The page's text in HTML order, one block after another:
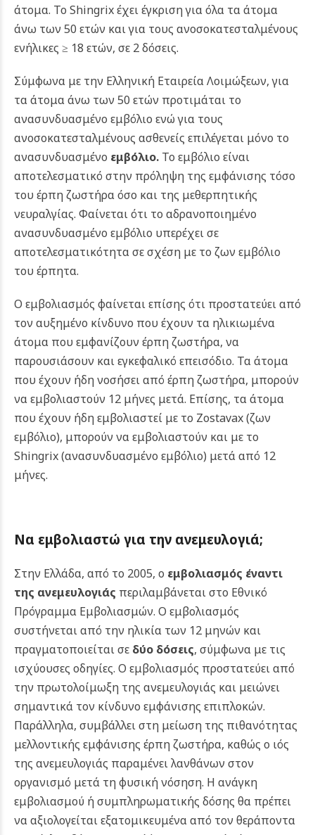
άτομα. Το Shingrix έχει έγκριση για όλα τα άτομα
άνω των 50 ετών και για τους ανοσοκατεσταλμένους
ενήλικες ≥ 18 ετών, σε 2 δόσεις.
Σύμφωνα με την Ελληνική Εταιρεία Λοιμώξεων, για
τα άτομα άνω των 50 ετών προτιμάται το
ανασυνδυασμένο εμβόλιο ενώ για τους
ανοσοκατεσταλμένους ασθενείς επιλέγεται μόνο το
ανασυνδυασμένο εμβόλιο. Το εμβόλιο είναι
αποτελεσματικό στην πρόληψη της εμφάνισης τόσο
του έρπη ζωστήρα όσο και της μεθερπητικής
νευραλγίας. Φαίνεται ότι το αδρανοποιημένο
ανασυνδυασμένο εμβόλιο υπερέχει σε
αποτελεσματικότητα σε σχέση με το ζων εμβόλιο
του έρπητα.
Ο εμβολιασμός φαίνεται επίσης ότι προστατεύει από
τον αυξημένο κίνδυνο που έχουν τα ηλικιωμένα
άτομα που εμφανίζουν έρπη ζωστήρα, να
παρουσιάσουν και εγκεφαλικό επεισόδιο. Τα άτομα
που έχουν ήδη νοσήσει από έρπη ζωστήρα, μπορούν
να εμβολιαστούν 12 μήνες μετά. Επίσης, τα άτομα
που έχουν ήδη εμβολιαστεί με το Zostavax (ζων
εμβόλιο), μπορούν να εμβολιαστούν και με το
Shingrix (ανασυνδυασμένο εμβόλιο) μετά από 12
μήνες.
Να εμβολιαστώ για την ανεμευλογιά;
Στην Ελλάδα, από το 2005, ο εμβολιασμός έναντι
της ανεμευλογιάς περιλαμβάνεται στο Εθνικό
Πρόγραμμα Εμβολιασμών. Ο εμβολιασμός
συστήνεται από την ηλικία των 12 μηνών και
πραγματοποιείται σε δύο δόσεις, σύμφωνα με τις
ισχύουσες οδηγίες. Ο εμβολιασμός προστατεύει από
την πρωτολοίμωξη της ανεμευλογιάς και μειώνει
σημαντικά τον κίνδυνο εμφάνισης επιπλοκών.
Παράλληλα, συμβάλλει στη μείωση της πιθανότητας
μελλοντικής εμφάνισης έρπη ζωστήρα, καθώς ο ιός
της ανεμευλογιάς παραμένει λανθάνων στον
οργανισμό μετά τη φυσική νόσηση. Η ανάγκη
εμβολιασμού ή συμπληρωματικής δόσης θα πρέπει
να αξιολογείται εξατομικευμένα από τον θεράποντα